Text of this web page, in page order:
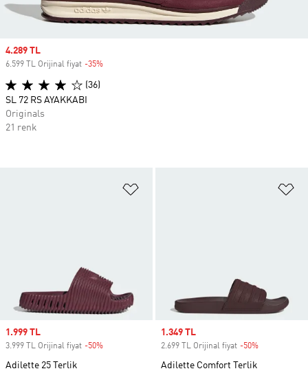
Sale price
1.999 TL
3.999 TL Orijinal fiyat -50%
Adilette 25 Terlik
Sale price
1.349 TL
2.699 TL Orijinal fiyat -50%
Adilette Comfort Terlik
Sale price
4.289 TL
6.599 TL Orijinal fiyat -35%
(36)
SL 72 RS AYAKKABI
Originals
21 renk